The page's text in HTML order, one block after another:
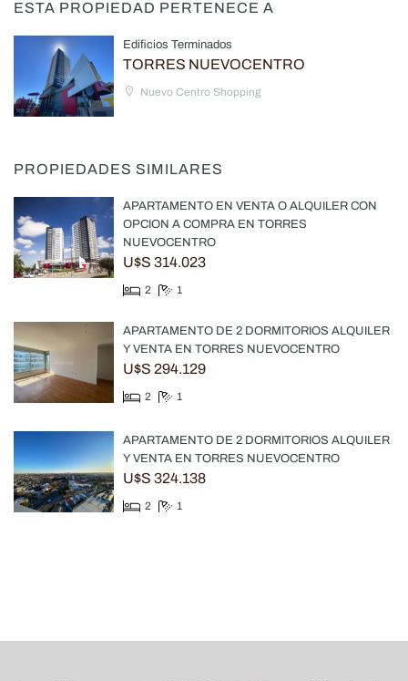
ESTA PROPIEDAD PERTENECE A
Edificios Terminados
TORRES NUEVOCENTRO
Nuevo Centro Shopping
PROPIEDADES SIMILARES
APARTAMENTO EN VENTA O ALQUILER CON
OPCION A COMPRA EN TORRES
NUEVOCENTRO
U$S 314.023
2 1
APARTAMENTO DE 2 DORMITORIOS ALQUILER
Y VENTA EN TORRES NUEVOCENTRO
U$S 294.129
2 1
APARTAMENTO DE 2 DORMITORIOS ALQUILER
Y VENTA EN TORRES NUEVOCENTRO
U$S 324.138
2 1